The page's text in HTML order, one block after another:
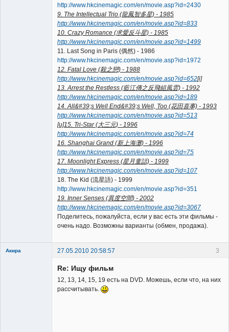
http://www.hkcinemagic.com/en/movie.asp?id=2430
9. The Intellectual Trio (龍鳳智多星) - 1985
http://www.hkcinemagic.com/en/movie.asp?id=833
10. Crazy Romance (求愛反斗星) - 1985
http://www.hkcinemagic.com/en/movie.asp?id=1499
11. Last Song in Paris (偶然) - 1986
http://www.hkcinemagic.com/en/movie.asp?id=1972
12. Fatal Love (殺之戀) - 1988
http://www.hkcinemagic.com/en/movie.asp?id=652[i]
13. Arrest the Restless (藍江傳之反飛組風雲) - 1992
http://www.hkcinemagic.com/en/movie.asp?id=189
14. All&#39;s Well End&#39;s Well, Too (花田喜事) - 1993
http://www.hkcinemagic.com/en/movie.asp?id=513
[u]15. Tri-Star (大三元) - 1996
http://www.hkcinemagic.com/en/movie.asp?id=74
16. Shanghai Grand (新上海灘) - 1996
http://www.hkcinemagic.com/en/movie.asp?id=75
17. Moonlight Express (星月童話) - 1999
http://www.hkcinemagic.com/en/movie.asp?id=107
18. The Kid (流星語) - 1999
http://www.hkcinemagic.com/en/movie.asp?id=351
19. Inner Senses (異度空間) - 2002
http://www.hkcinemagic.com/en/movie.asp?id=3067
Поделитесь, пожалуйста, если у вас есть эти фильмы -
очень надо. Возможны варианты (обмен, продажа).
3
Акира 27.05.2010 20:58:57
Re: Ищу фильм
12, 13, 14, 15, 19 есть на DVD. Можешь, если что, на них
рассчитывать.